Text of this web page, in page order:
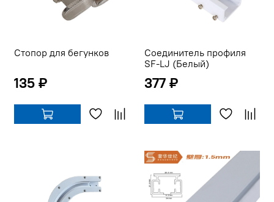
Стопор для бегунков
135 ₽
Соединитель профиля
SF-LJ (Белый)
377 ₽